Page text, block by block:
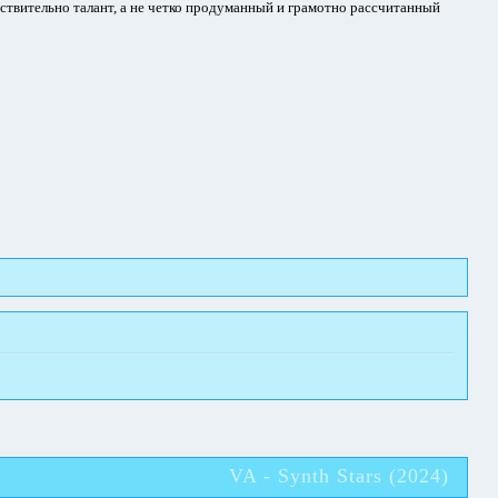
талант, а не четко продуманный и грамотно рассчитанный
VA - Synth Stars (2024)